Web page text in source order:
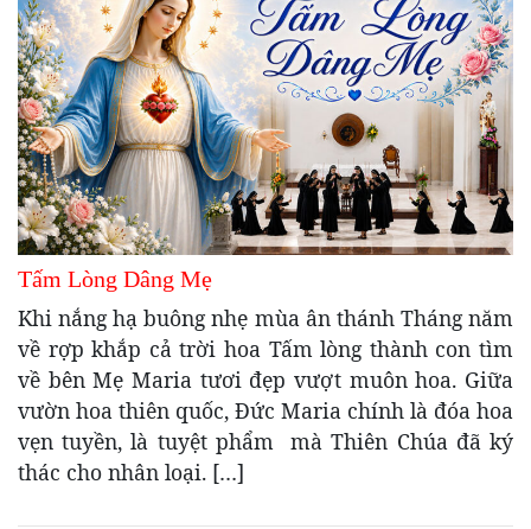
Tấm Lòng Dâng Mẹ
Khi nắng hạ buông nhẹ mùa ân thánh Tháng năm
về rợp khắp cả trời hoa Tấm lòng thành con tìm
về bên Mẹ Maria tươi đẹp vượt muôn hoa. Giữa
vườn hoa thiên quốc, Đức Maria chính là đóa hoa
vẹn tuyền, là tuyệt phẩm mà Thiên Chúa đã ký
thác cho nhân loại. […]